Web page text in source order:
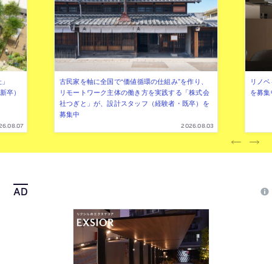
卒）
古民家を軸に全国で“価値循環の仕組み”を作り、
リモートワーク主体の働き方を実践する「株式会
社つぎと」が、設計スタッフ（経験者・既卒）を
募集中
2026.08.03
リノ
を募